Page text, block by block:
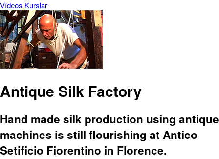
Vídeos Kurslar
Antique Silk Factory
Hand made silk production using antique
machines is still flourishing at Antico
Setificio Fiorentino in Florence.